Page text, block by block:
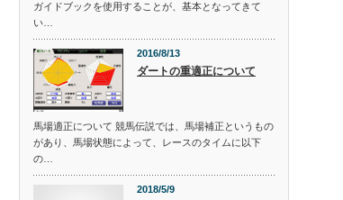
ガイドブックを使用することが、基本となってきて
い…
2016/8/13
ダートの重適正について
馬場適正について 競馬伝説では、馬場補正というもの
があり、馬場状態によって、レースのタイムに以下
の…
2018/5/9